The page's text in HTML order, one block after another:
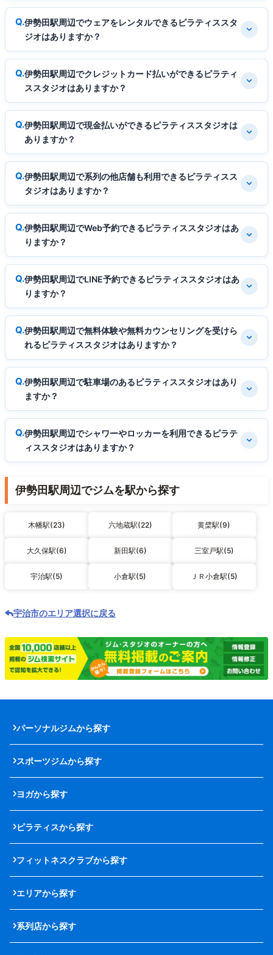
伊勢田駅周辺でウェアをレンタルできるピラティススタ
ジオはありますか？
伊勢田駅周辺でクレジットカード払いができるピラティ
ススタジオはありますか？
伊勢田駅周辺で現金払いができるピラティススタジオは
ありますか？
伊勢田駅周辺で系列の他店舗も利用できるピラティスス
タジオはありますか？
伊勢田駅周辺でWeb予約できるピラティススタジオはあ
りますか？
伊勢田駅周辺でLINE予約できるピラティススタジオはあ
りますか？
伊勢田駅周辺で無料体験や無料カウンセリングを受けら
れるピラティススタジオはありますか？
伊勢田駅周辺で駐車場のあるピラティススタジオはあり
ますか？
伊勢田駅周辺でシャワーやロッカーを利用できるピラテ
ィススタジオはありますか？
伊勢田駅周辺でジムを駅から探す
木幡駅(23) 六地蔵駅(22) 黄檗駅(9)
大久保駅(6) 新田駅(6) 三室戸駅(5)
宇治駅(5) 小倉駅(5) ＪＲ小倉駅(5)
宇治市のエリア選択に戻る
パーソナルジムから探す
スポーツジムから探す
ヨガから探す
ピラティスから探す
フィットネスクラブから探す
エリアから探す
系列店から探す